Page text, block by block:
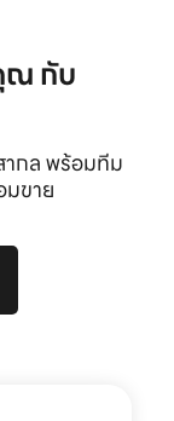
ณ กับ
ากล พร้อมทีม
ขาย